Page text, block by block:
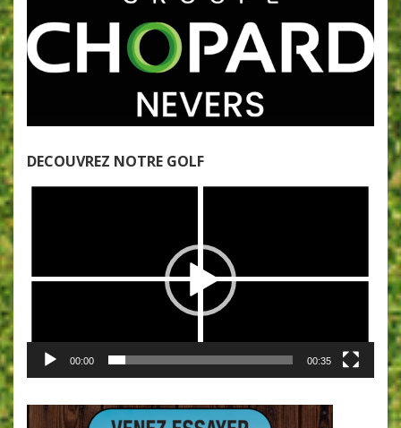
DECOUVREZ NOTRE GOLF
Lecteur
00:00 00:35